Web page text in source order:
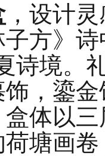
，设计
方》
诗境。
，鎏
体以
塘画